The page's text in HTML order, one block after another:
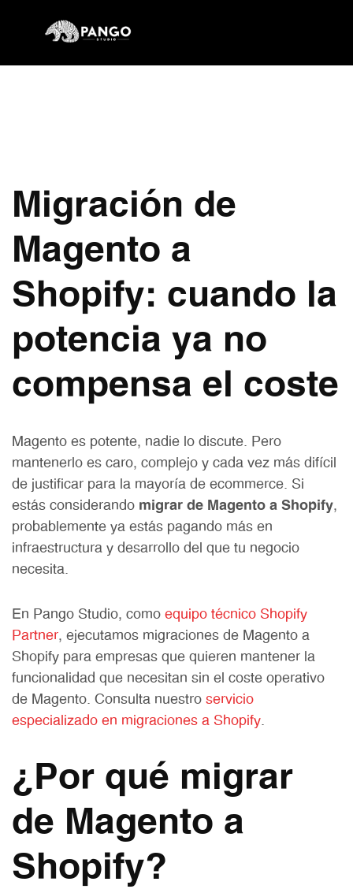
Migración de
Magento a
Shopify: cuando la
potencia ya no
compensa el coste
Magento es potente, nadie lo discute. Pero
mantenerlo es caro, complejo y cada vez más difícil
de justificar para la mayoría de ecommerce. Si
estás considerando migrar de Magento a Shopify,
probablemente ya estás pagando más en
infraestructura y desarrollo del que tu negocio
necesita.
En Pango Studio, como equipo técnico Shopify
Partner, ejecutamos migraciones de Magento a
Shopify para empresas que quieren mantener la
funcionalidad que necesitan sin el coste operativo
de Magento. Consulta nuestro servicio
especializado en migraciones a Shopify.
¿Por qué migrar
de Magento a
Shopify?